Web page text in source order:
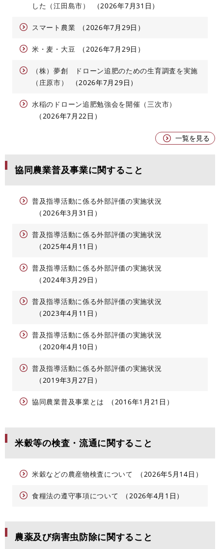
した（江田島市）
2026年7月31日
スマート農業 2026年7月29日
米・麦・大豆 2026年7月29日
（株）夢創 ドローン追肥のための生育調査を実施
（庄原市）
2026年7月29日
水稲のドローン追肥勉強会を開催（三次市）
2026年7月22日
一覧を見る
協同農業普及事業に関すること
普及指導活動に係る外部評価の実施状況
2026年3月31日
普及指導活動に係る外部評価の実施状況
2025年4月11日
普及指導活動に係る外部評価の実施状況
2024年3月29日
普及指導活動に係る外部評価の実施状況
2023年4月11日
普及指導活動に係る外部評価の実施状況
2020年4月10日
普及指導活動に係る外部評価の実施状況
2019年3月27日
協同農業普及事業とは 2016年1月21日
米穀等の検査・流通に関すること
米穀などの農産物検査について 2026年5月14日
食糧法の遵守事項について 2026年4月1日
農薬及び病害虫防除に関すること